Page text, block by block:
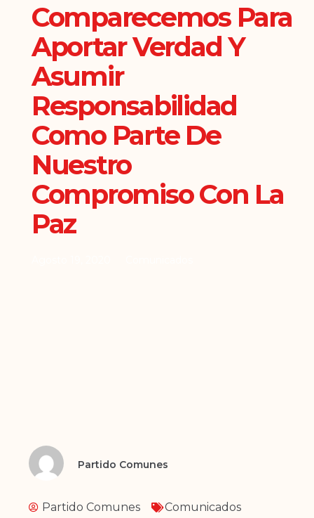
Comparecemos Para
Aportar Verdad Y
Asumir
Responsabilidad
Como Parte De
Nuestro
Compromiso Con La
Paz
Partido Comunes
Partido Comunes Comunicados